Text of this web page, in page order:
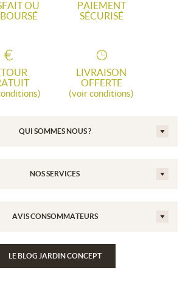
OU
PAIEMENT
SÉCURISÉ
LIVRAISON
OFFERTE
(voir conditions)
QUI SOMMES NOUS ?
NOS SERVICES
AVIS CONSOMMATEURS
LE BLOG JARDIN CONCEPT